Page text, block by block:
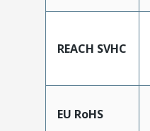
REACH SVHC
EU RoHS